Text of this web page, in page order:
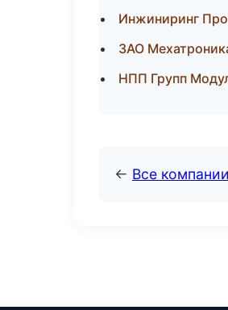
Инжиниринг
ЗАО
НПП Групп
← Все